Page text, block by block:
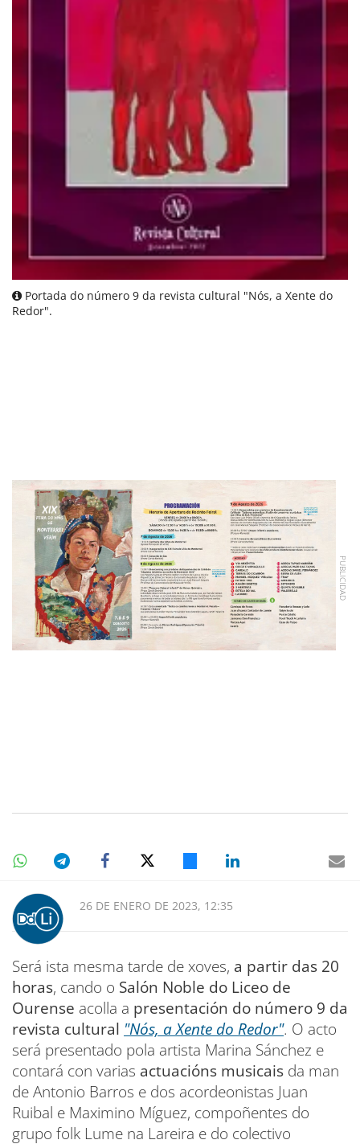
Portada do número 9 da revista cultural "Nós, a Xente do
Redor".
26 DE ENERO DE 2023, 12:35
Será ista mesma tarde de xoves, a partir das 20
horas, cando o Salón Noble do Liceo de
Ourense acolla a presentación do número 9 da
revista cultural "Nós, a Xente do Redor". O acto
será presentado pola artista Marina Sánchez e
contará con varias actuacións musicais da man
de Antonio Barros e dos acordeonistas Juan
Ruibal e Maximino Míguez, compoñentes do
grupo folk Lume na Lareira e do colectivo